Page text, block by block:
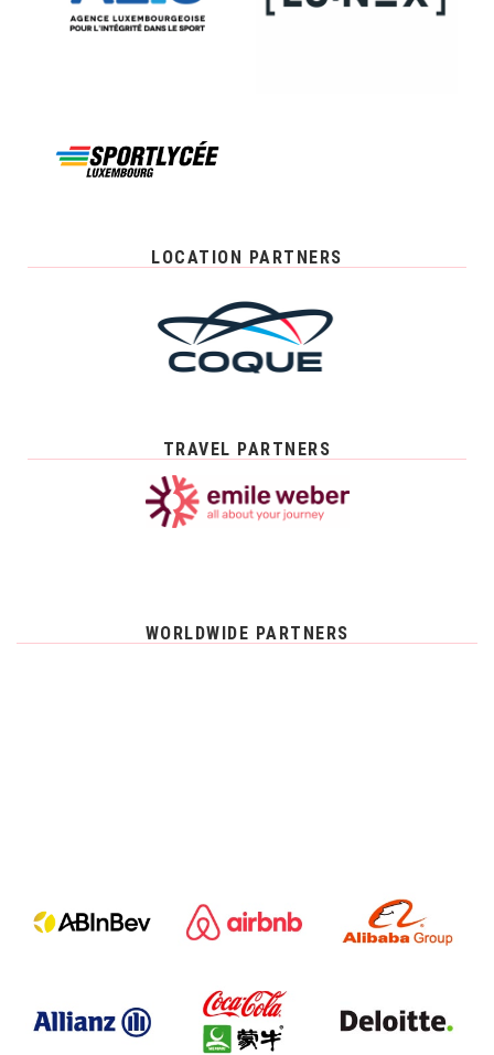
LOCATION PARTNERS
TRAVEL PARTNERS
WORLDWIDE PARTNERS